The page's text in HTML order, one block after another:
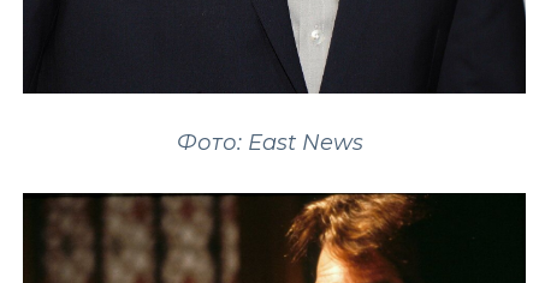
Фото: East News